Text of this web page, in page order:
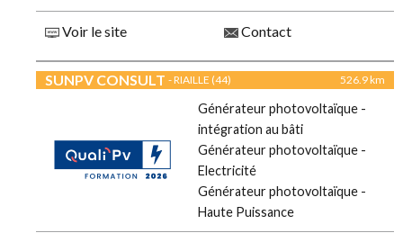
Voir le site Contact
SUNPV CONSULT - RIAILLE (44) 526.9 km
Générateur photovoltaïque -
intégration au bâti
Générateur photovoltaïque -
Electricité
Générateur photovoltaïque -
Haute Puissance